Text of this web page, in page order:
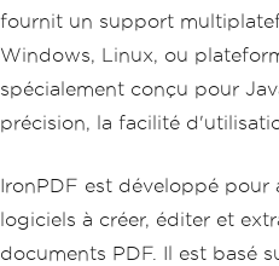
fournit un support
Windows, Linux, ou
spécialement conçu pour
précision, la facilité
IronPDF est développé pour
logiciels à créer, éditer et
documents PDF. Il est basé